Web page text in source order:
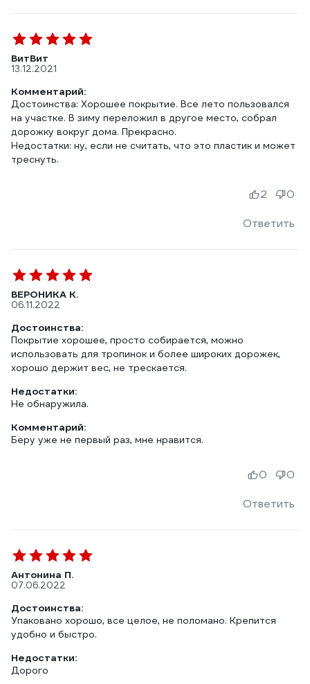
ВитВит
13.12.2021
Комментарий:
Достоинства: Хорошее покрытие. Все лето пользовался
на участке. В зиму переложил в другое место, собрал
дорожку вокруг дома. Прекрасно.
Недостатки: ну, если не считать, что это пластик и может
треснуть.
Ответить
2 0
ВЕРОНИКА К.
06.11.2022
Достоинства:
Покрытие хорошее, просто собирается, можно
использовать для тропинок и более широких дорожек,
хорошо держит вес, не трескается.
Недостатки:
Не обнаружила.
Комментарий:
Беру уже не первый раз, мне нравится.
Ответить
0 0
Антонина П.
07.06.2022
Достоинства:
Упаковано хорошо, все целое, не поломано. Крепится
удобно и быстро.
Недостатки:
Дорого